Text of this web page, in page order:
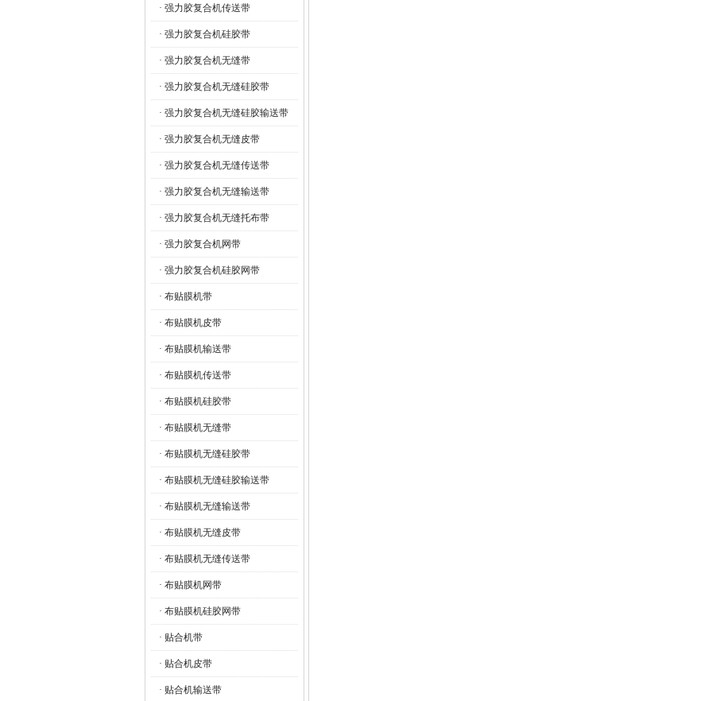
· 强力胶复合机传送带
· 强力胶复合机硅胶带
· 强力胶复合机无缝带
· 强力胶复合机无缝硅胶带
· 强力胶复合机无缝硅胶输送带
· 强力胶复合机无缝皮带
· 强力胶复合机无缝传送带
· 强力胶复合机无缝输送带
· 强力胶复合机无缝托布带
· 强力胶复合机网带
· 强力胶复合机硅胶网带
· 布贴膜机带
· 布贴膜机皮带
· 布贴膜机输送带
· 布贴膜机传送带
· 布贴膜机硅胶带
· 布贴膜机无缝带
· 布贴膜机无缝硅胶带
· 布贴膜机无缝硅胶输送带
· 布贴膜机无缝输送带
· 布贴膜机无缝皮带
· 布贴膜机无缝传送带
· 布贴膜机网带
· 布贴膜机硅胶网带
· 贴合机带
· 贴合机皮带
· 贴合机输送带